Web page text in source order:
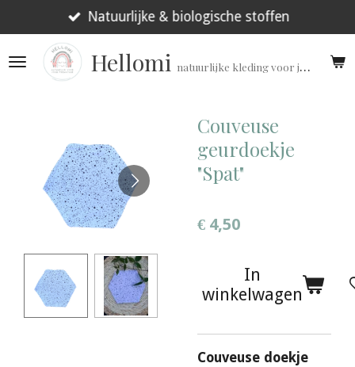
direct
naar
Hellomi natuurlijke kleding voor jouw prematuur!
Natuurlijke & biologische stoffen
Couveuse
geurdoekje
"Spat"
€ 4,50
In
winkelwagen
Couveuse doekje